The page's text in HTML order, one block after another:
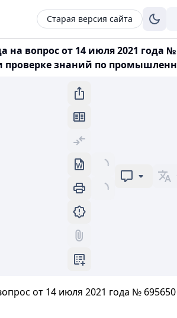
Старая версия сайта
вопрос от 14 июля 2021 года №
проверке знаний по
от 14 июля 2021 года №